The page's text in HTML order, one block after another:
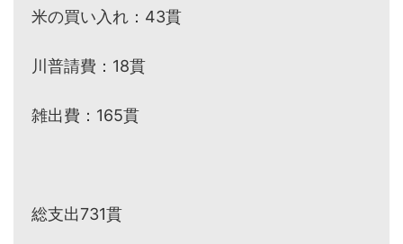
米の買い入れ：43貫
川普請費：18貫
雑出費：165貫
総支出731貫